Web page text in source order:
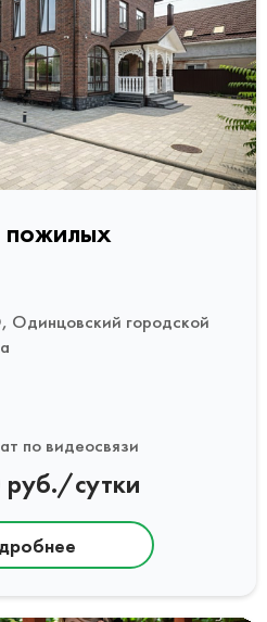
пожилых
городской
по видеосвязи
руб./сутки